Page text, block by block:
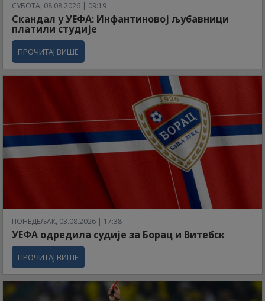
СУБОТА, 08.08.2026 | 09:19
Скандал у УЕФА: Инфантиновој љубавници
платили студије
ПРОЧИТАЈ ВИШЕ
ПОНЕДЕЉАК, 03.08.2026 | 17:38
УЕФА одредила судије за Борац и Витебск
ПРОЧИТАЈ ВИШЕ